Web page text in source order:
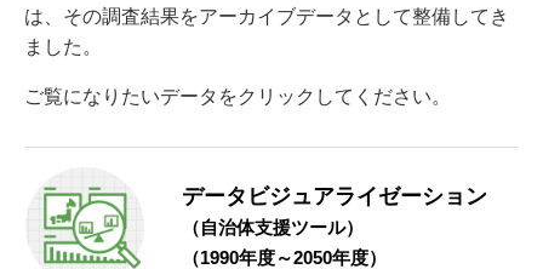
は、その調査結果をアーカイブデータとして整備してき
ました。
ご覧になりたいデータをクリックしてください。
データビジュアライゼーション
（自治体支援ツール）
（1990年度～2050年度）